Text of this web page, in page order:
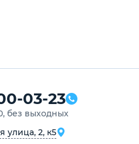
03-23
без выходных
улица, 2, к5